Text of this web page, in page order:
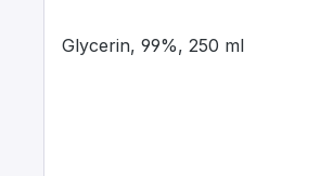
Glycerin, 99%, 250 ml